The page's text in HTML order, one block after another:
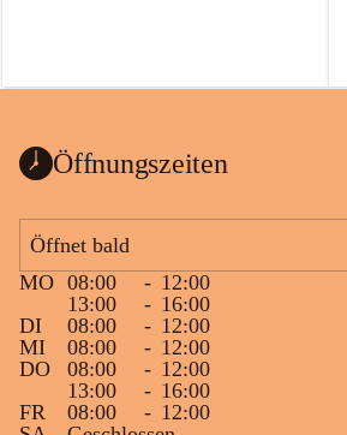
Öffnungszeiten
Öffnet bald
MO 08:00 - 12:00
13:00
- 16:00
DI
08:00 - 12:00
MI
08:00 - 12:00
DO
08:00 - 12:00
13:00
- 16:00
FR
08:00 - 12:00